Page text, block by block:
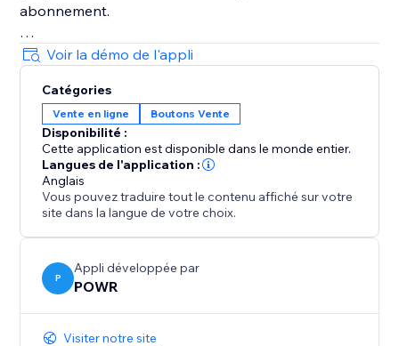
abonnement.
Concevez des e-mails de confirmation à qui s'envoient
automatiquement une fois que votre client a effectué
son paiem.
Accepter des dons est facile et voos visiteurs peuvent
choisir le montant qu'ils souhaitent donner, ou vous
pouvez choisir des options de dons fixes.
Le bouton PayPal est conçu de manière flexible pour
s'adapter à votre site. Il répond aux besoins des
mobiles sur n'importe quel appareil, ce qui vous
permettra de maximiser vos conversions.
Voir la démo de l'appli
Catégories
Vente en ligne Boutons Vente
Disponibilité :
Cette application est disponible dans le monde entier.
Langues de l'application :
Anglais
Vous pouvez traduire tout le contenu affiché sur votre
site dans la langue de votre choix.
P
Appli développée par
POWR
Visiter notre site